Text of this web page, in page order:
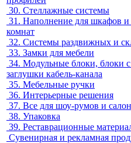
30. Стеллажные системы
31. Наполнение для шкафов и
комнат
32. Системы раздвижных и
33. Замки для мебели
34. Модульные блоки, блоки с
заглушки кабель-канала
35. Мебельные ручки
36. Интерьерные решения
37. Все для шоу-румов и
38. Упаковка
39. Реставрационные
Сувенирная и рекламная